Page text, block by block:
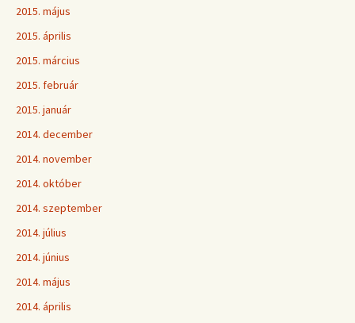
2015. május
2015. április
2015. március
2015. február
2015. január
2014. december
2014. november
2014. október
2014. szeptember
2014. július
2014. június
2014. május
2014. április